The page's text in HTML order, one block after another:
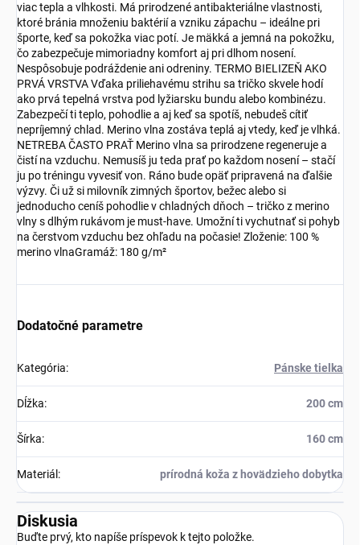
viac tepla a vlhkosti. Má prirodzené antibakteriálne vlastnosti,
ktoré bránia množeniu baktérií a vzniku zápachu – ideálne pri
športe, keď sa pokožka viac potí. Je mäkká a jemná na pokožku,
čo zabezpečuje mimoriadny komfort aj pri dlhom nosení.
Nespôsobuje podráždenie ani odreniny. TERMO BIELIZEŇ AKO
PRVÁ VRSTVA Vďaka priliehavému strihu sa tričko skvele hodí
ako prvá tepelná vrstva pod lyžiarsku bundu alebo kombinézu.
Zabezpečí ti teplo, pohodlie a aj keď sa spotíš, nebudeš cítiť
nepríjemný chlad. Merino vlna zostáva teplá aj vtedy, keď je vlhká.
NETREBA ČASTO PRAŤ Merino vlna sa prirodzene regeneruje a
čistí na vzduchu. Nemusíš ju teda prať po každom nosení – stačí
ju po tréningu vyvesiť von. Ráno bude opäť pripravená na ďalšie
výzvy. Či už si milovník zimných športov, bežec alebo si
jednoducho ceníš pohodlie v chladných dňoch – tričko z merino
vlny s dlhým rukávom je must-have. Umožní ti vychutnať si pohyb
na čerstvom vzduchu bez ohľadu na počasie! Zloženie: 100 %
merino vlnaGramáž: 180 g/m²
Dodatočné parametre
Kategória: Pánske tielka
Dĺžka: 200 cm
Šírka: 160 cm
Materiál : prírodná koža z hovädzieho dobytka
Diskusia
Buďte prvý, kto napíše príspevok k tejto položke.